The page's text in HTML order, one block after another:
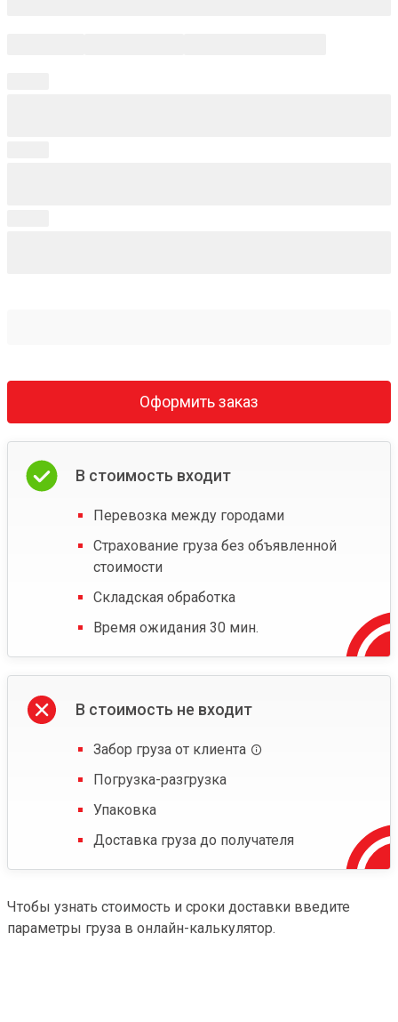
Оформить заказ
В стоимость входит
Перевозка между городами
Страхование груза без объявленной
стоимости
Складская обработка
Время ожидания 30 мин.
В стоимость не входит
Забор груза от клиента
Погрузка-разгрузка
Упаковка
Доставка груза до получателя
Чтобы узнать стоимость и сроки доставки введите
параметры груза в онлайн-калькулятор.